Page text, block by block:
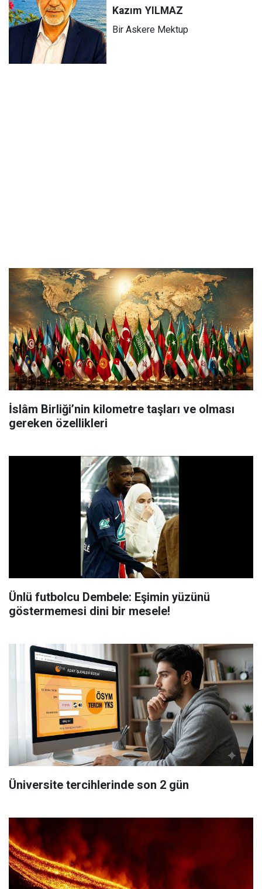
Kazım YILMAZ
Bir Askere Mektup
İslâm Birliği’nin kilometre taşları ve olması
gereken özellikleri
Ünlü futbolcu Dembele: Eşimin yüzünü
göstermemesi dini bir mesele!
Üniversite tercihlerinde son 2 gün